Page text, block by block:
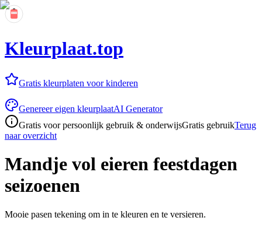
Kleurplaat.top
Gratis kleurplaten voor kinderen
Genereer eigen kleurplaatAI Generator
Gratis voor persoonlijk gebruik & onderwijsGratis gebruikTerug
naar overzicht
Mandje vol eieren feestdagen
seizoenen
Mooie pasen tekening om in te kleuren en te versieren.